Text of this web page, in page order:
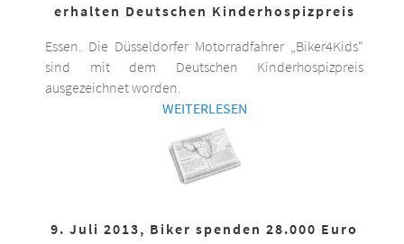
erhalten Deutschen Kinderhospizpreis
Essen. Die Düsseldorfer Motorradfahrer „Biker4Kids“
sind mit dem Deutschen Kinderhospizpreis
ausgezeichnet worden.
WEITERLESEN
9. Juli 2013, Biker spenden 28.000 Euro